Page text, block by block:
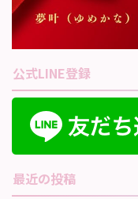
公式LINE登録
最近の投稿